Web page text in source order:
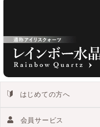
はじめての方へ
会員サービス